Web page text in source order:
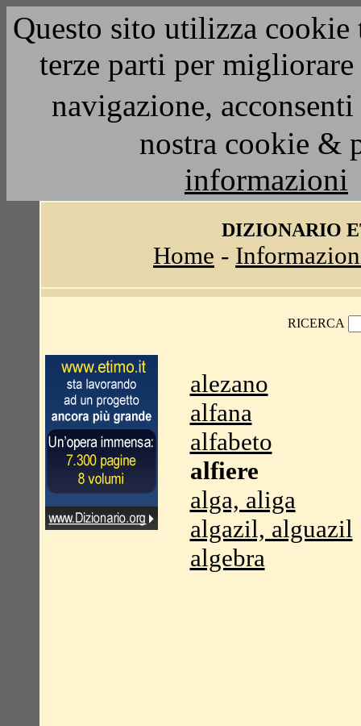
Questo sito utilizza
terze parti per
navigazione,
nostra cookie &
informazioni
DIZIONARIO
Home -
RICERCA
alezano
alfana
alfabeto
alfiere
alga, aliga
algazil, alguazil
algebra